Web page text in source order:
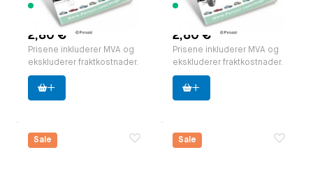
208 varer
tilgjengelig
2,80 €
Prisene inkluderer MVA og
ekskluderer fraktkostnader.
290 varer
tilgjengelig
2,80 €
Prisene inkluderer MVA og
ekskluderer fraktkostnader.
Sale Sale